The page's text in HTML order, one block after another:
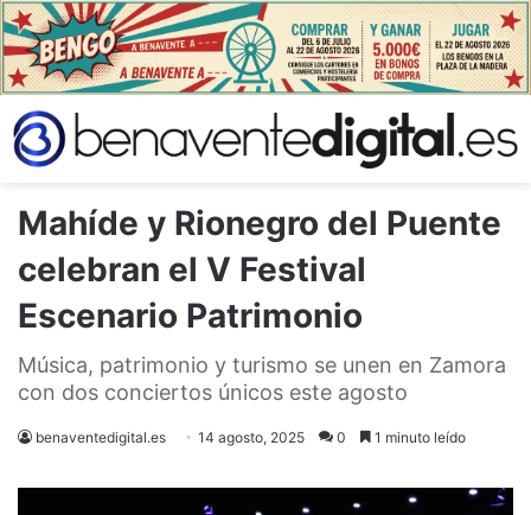
Mahíde y Rionegro del Puente
celebran el V Festival
Escenario Patrimonio
Música, patrimonio y turismo se unen en Zamora
con dos conciertos únicos este agosto
benaventedigital.es 14 agosto, 2025 0 1 minuto leído